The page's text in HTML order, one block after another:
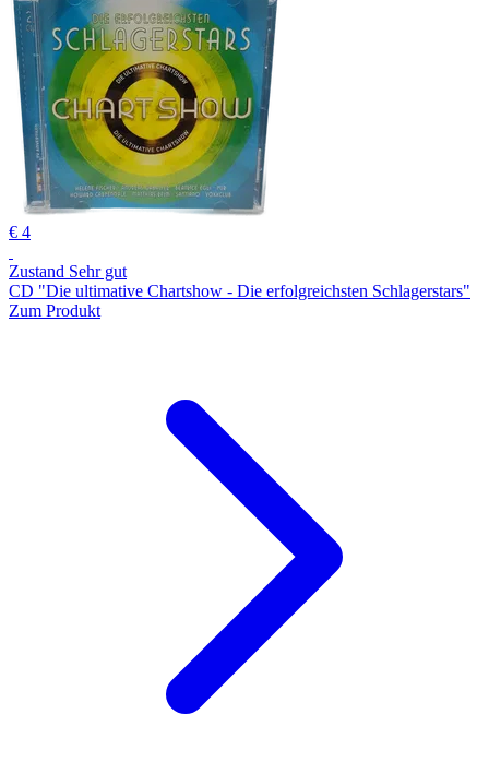
€ 4
Zustand Sehr gut
CD "Die ultimative Chartshow - Die erfolgreichsten Schlagerstars"
Zum Produkt